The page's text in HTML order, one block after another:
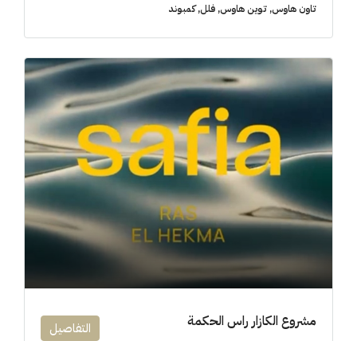
تاون هاوس, توين هاوس, فلل, كمبوند
مشروع الكازار راس الحكمة التفاصيل